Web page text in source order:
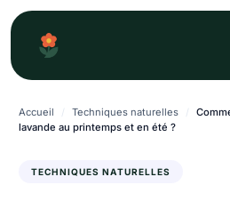
Aller
contenu
Accueil / Techniques naturelles /
lavande au printemps et en été ?
TECHNIQUES NATURELLES